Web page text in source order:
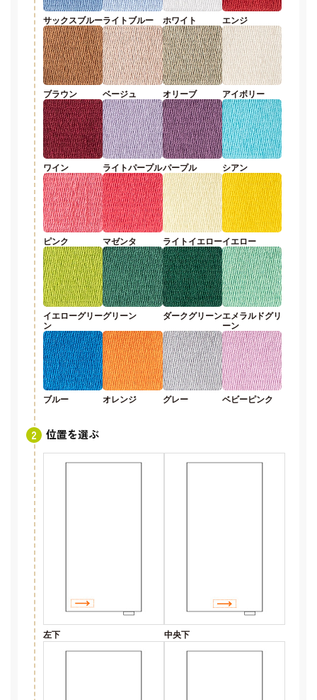
サックスブルーライトブルー ホワイト エンジ
ブラウン ベージュ オリーブ アイボリー
ワイン ライトパープルパープル シアン
ピンク マゼンタ ライトイエローイエロー
イエローグリー
ン
グリーン ダークグリーンエメラルドグリ
ーン
ブルー オレンジ グレー ベビーピンク
位置を選ぶ
左下 中央下